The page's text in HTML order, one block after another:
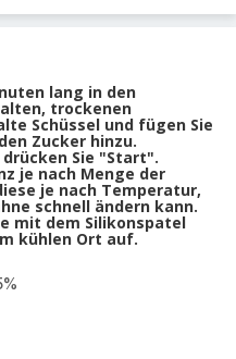
lang in den
trockenen
Schüssel und fügen Sie
Zucker hinzu.
drücken Sie "Start".
je nach Menge der
je nach Temperatur,
schnell ändern kann.
mit dem Silikonspatel
kühlen Ort auf.